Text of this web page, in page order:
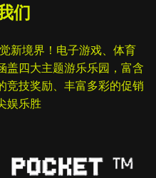
们
新境界！电子游戏、体育
盖四大主题游乐乐园，富含
竞技奖励、丰富多彩的促销
娱乐胜